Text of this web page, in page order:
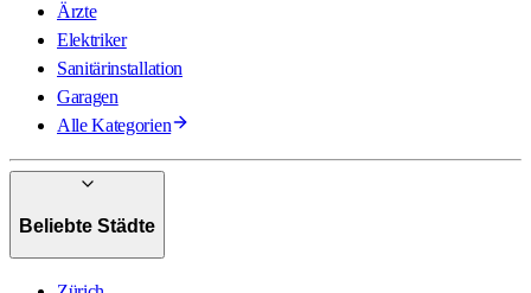
Ärzte
Elektriker
Sanitärinstallation
Garagen
Alle Kategorien
Beliebte Städte